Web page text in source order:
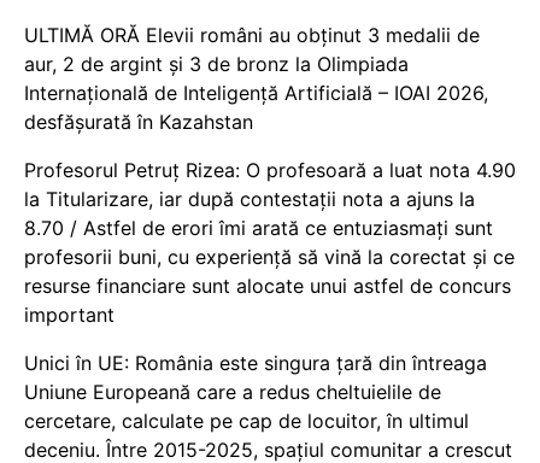
ULTIMĂ ORĂ Elevii români au obținut 3 medalii de
aur, 2 de argint și 3 de bronz la Olimpiada
Internațională de Inteligență Artificială – IOAI 2026,
desfășurată în Kazahstan
Profesorul Petruț Rizea: O profesoară a luat nota 4.90
la Titularizare, iar după contestații nota a ajuns la
8.70 / Astfel de erori îmi arată ce entuziasmați sunt
profesorii buni, cu experiență să vină la corectat și ce
resurse financiare sunt alocate unui astfel de concurs
important
Unici în UE: România este singura țară din întreaga
Uniune Europeană care a redus cheltuielile de
cercetare, calculate pe cap de locuitor, în ultimul
deceniu. Între 2015-2025, spațiul comunitar a crescut